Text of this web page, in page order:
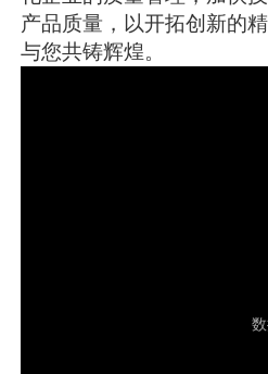
产品质量，以开拓创新的
与您共铸辉煌。